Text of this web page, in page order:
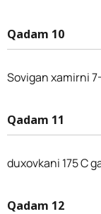
Qadam 10
Sovigan xamirni
Qadam 11
duxovkani 175 C
Qadam 12